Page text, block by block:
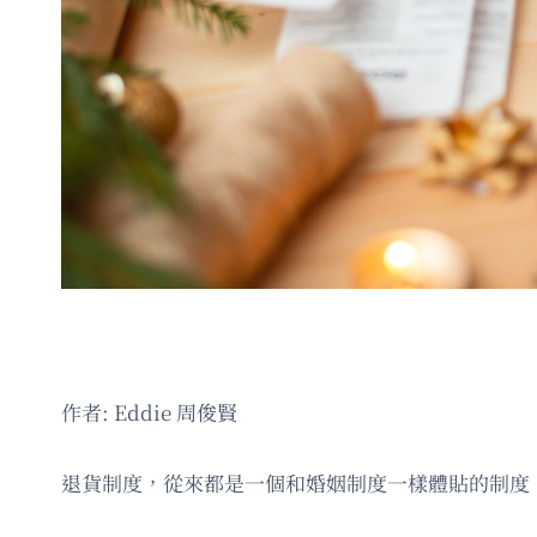
作者: Eddie 周俊賢
退貨制度，從來都是一個和婚姻制度一樣體貼的制度